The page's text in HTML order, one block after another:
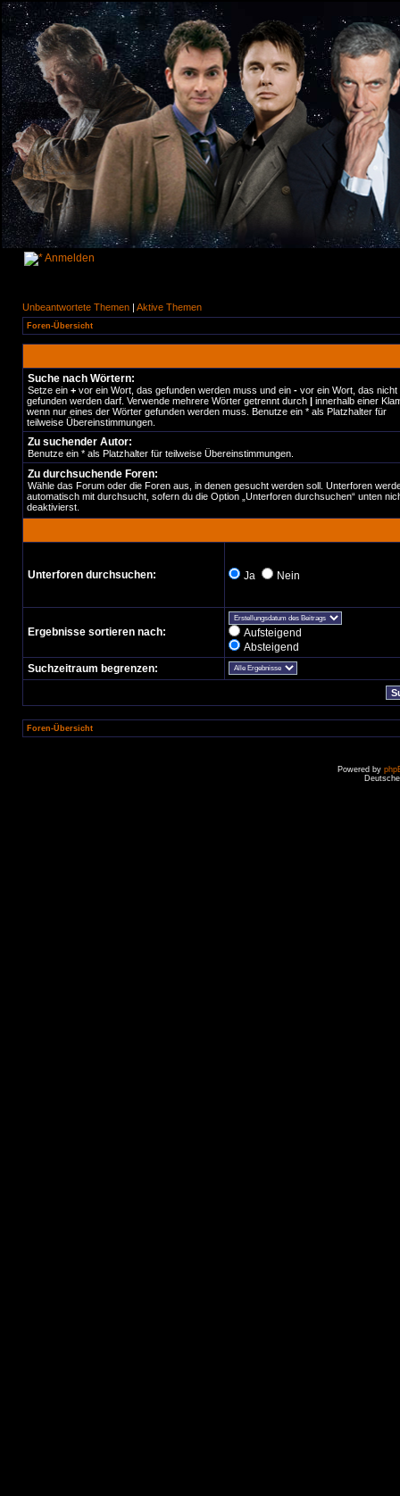
Anmelden
Unbeantwortete Themen | Aktive Themen
Foren-Übersicht
Suche nach Wörtern:
Setze ein + vor ein Wort, das gefunden werden muss und ein - vor ein Wort, das nicht
gefunden werden darf. Verwende mehrere Wörter getrennt durch | innerhalb einer
wenn nur eines der Wörter gefunden werden muss. Benutze ein * als Platzhalter für
teilweise Übereinstimmungen.
Zu suchender Autor:
Benutze ein * als Platzhalter für teilweise Übereinstimmungen.
Zu durchsuchende Foren:
Wähle das Forum oder die Foren aus, in denen gesucht werden soll. Unterforen
automatisch mit durchsucht, sofern du die Option „Unterforen durchsuchen“ unten
deaktivierst.
Unterforen durchsuchen: Ja Nein
Ergebnisse sortieren nach:
Aufsteigend
Absteigend
Suchzeitraum begrenzen:
Foren-Übersicht
Powered by